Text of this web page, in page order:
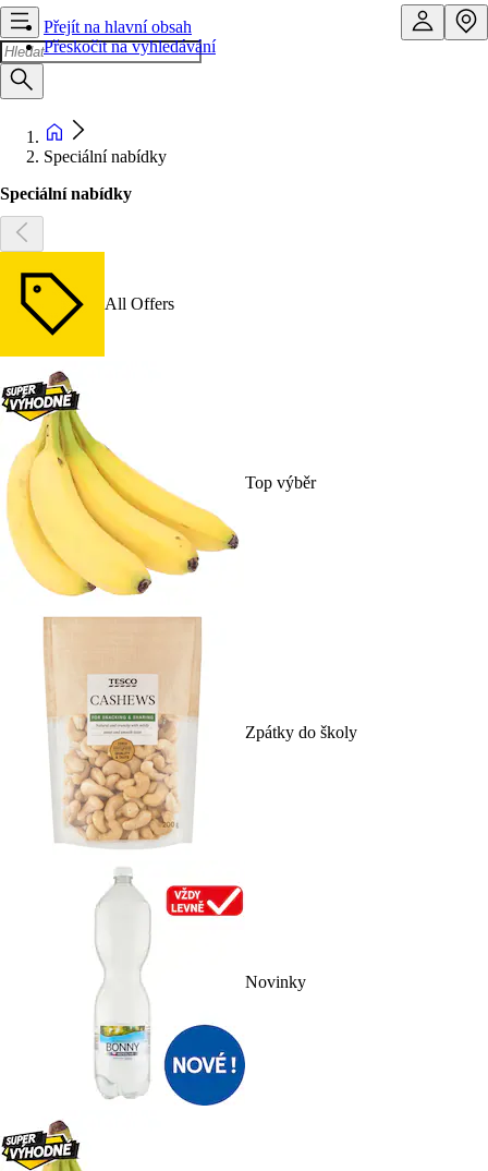
Přejít na hlavní obsah
Přeskočit na vyhledávání
Speciální nabídky
Speciální nabídky
All Offers
Top výběr
Zpátky do školy
Novinky